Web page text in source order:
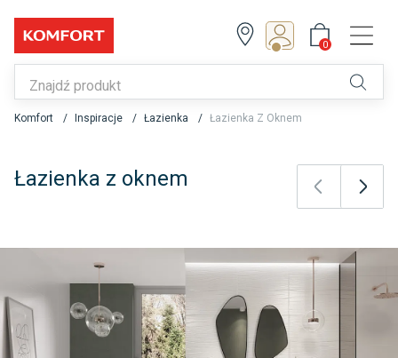
0
Komfort Inspiracje Łazienka Łazienka Z Oknem
Łazienka z oknem